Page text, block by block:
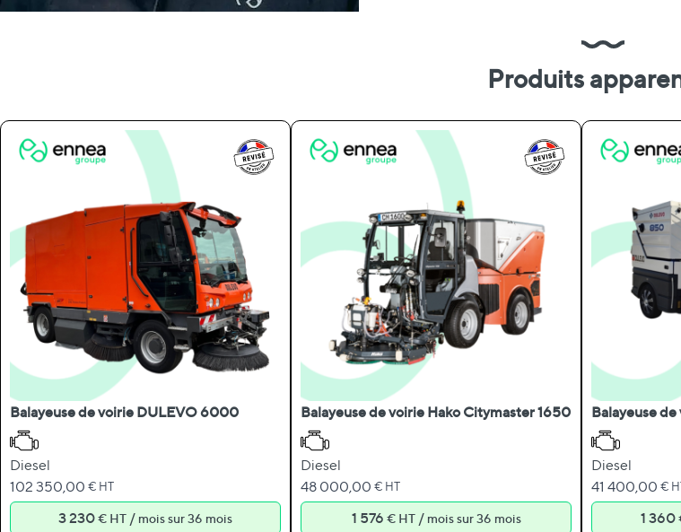
Produits
Balayeuse de voirie DULEVO 6000
Diesel
102 350,00 € HT
3 230€ HT / mois sur 36 mois
Balayeuse de voirie Hako Citymaster 1650
Diesel
48 000,00 € HT
1 576 € HT / mois sur 36 mois
Balayeuse
Diesel
41 400,00 €
1 360